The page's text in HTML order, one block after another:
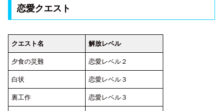
恋愛クエスト
クエスト名 解放レベル
夕食の災難 恋愛レベル２
白状 恋愛レベル３
裏工作 恋愛レベル３